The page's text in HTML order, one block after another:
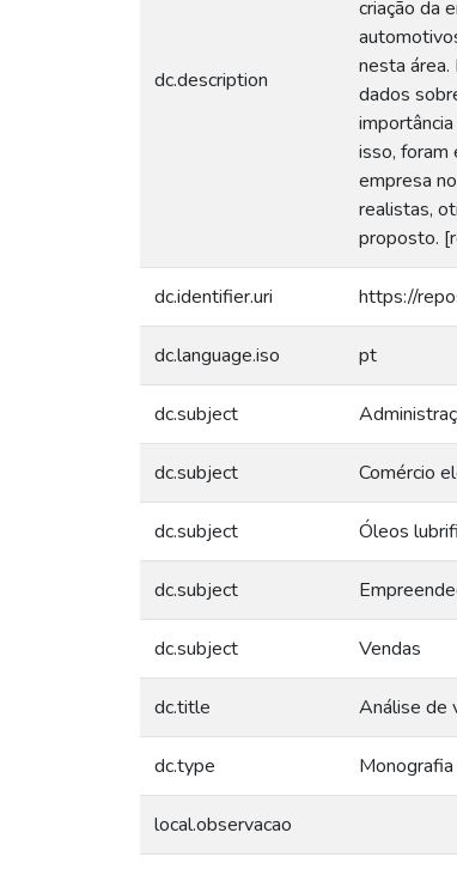
dc.description
criação da
nesta
dados
isso, foram
empresa
realistas,
proposto.
dc.identifier.uri https://
dc.language.iso pt
dc.subject
dc.subject Comércio
dc.subject Óleos
dc.subject
dc.subject Vendas
dc.title Análise de
dc.type Monografia
local.observacao